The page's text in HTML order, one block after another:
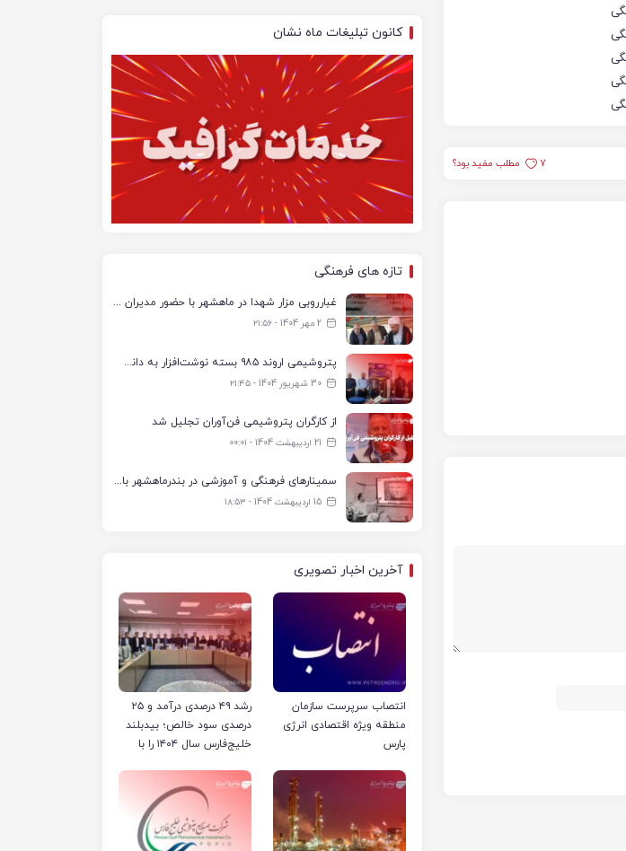
7 مطلب مفید بود؟
کانون تبلیغات ماه نشان
تازه های فرهنگی
غبارروبی مزار شهدا در ماهشهر با حضور مدیران پتروشیمی اروند و مسئولان شهری
2 مهر 1404 - ۲۱:۵۶
پتروشیمی اروند ۹۸۵ بسته نوشت‌افزار به دانش‌آموزان تحت پوشش کمیته امداد بندرماهشهر اهدا کرد
30 شهریور 1404 - ۲۱:۴۵
از کارگران پتروشیمی فن‌آوران تجلیل شد
21 اردیبهشت 1404 - ۰۰:۰۱
سمینارهای فرهنگی و آموزشی در بندرماهشهر با همکاری فرهنگ‌سرای پتروشیمی مارون
15 اردیبهشت 1404 - ۱۸:۵۳
آخرین اخبار تصویری
انتصاب سرپرست سازمان
منطقه ویژه اقتصادی انرژی
پارس
رشد ۴۹ درصدی درآمد و ۲۵
درصدی سود خالص؛ بیدبلند
خلیج‌فارس سال ۱۴۰۴ را با
رساند